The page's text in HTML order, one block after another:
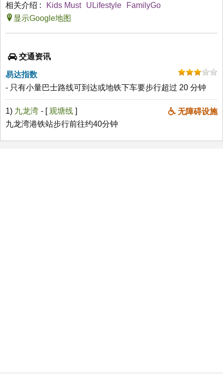
相关介绍 :
Kids Must ULifestyle
FamilyGo
显示Google地图
交通资讯
易达指数
- 只有小量巴士路线可到达或地铁下车要步行超过 20 分钟
1) 九龙湾 无障碍设施
- [观塘线 ]
九龙湾港铁站步行前往约40分钟